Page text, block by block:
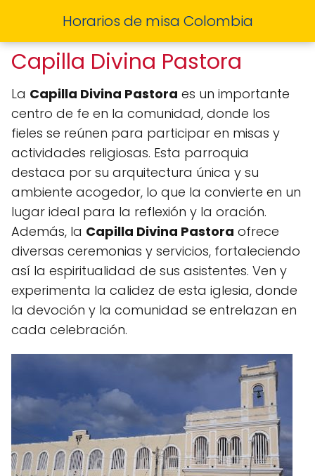
Horarios de misa Colombia
Capilla Divina Pastora
La Capilla Divina Pastora es un importante
centro de fe en la comunidad, donde los
fieles se reúnen para participar en misas y
actividades religiosas. Esta parroquia
destaca por su arquitectura única y su
ambiente acogedor, lo que la convierte en un
lugar ideal para la reflexión y la oración.
Además, la Capilla Divina Pastora ofrece
diversas ceremonias y servicios, fortaleciendo
así la espiritualidad de sus asistentes. Ven y
experimenta la calidez de esta iglesia, donde
la devoción y la comunidad se entrelazan en
cada celebración.